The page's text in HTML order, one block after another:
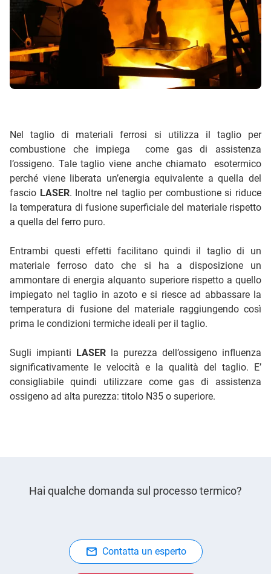
Nel taglio di materiali ferrosi si utilizza il taglio per
combustione che impiega come gas di assistenza
l’ossigeno. Tale taglio viene anche chiamato esotermico
perché viene liberata un’energia equivalente a quella del
fascio LASER. Inoltre nel taglio per combustione si riduce
la temperatura di fusione superficiale del materiale rispetto
a quella del ferro puro.
Entrambi questi effetti facilitano quindi il taglio di un
materiale ferroso dato che si ha a disposizione un
ammontare di energia alquanto superiore rispetto a quello
impiegato nel taglio in azoto e si riesce ad abbassare la
temperatura di fusione del materiale raggiungendo così
prima le condizioni termiche ideali per il taglio.
Sugli impianti LASER la purezza dell’ossigeno influenza
significativamente le velocità e la qualità del taglio. E’
consigliabile quindi utilizzare come gas di assistenza
ossigeno ad alta purezza: titolo N35 o superiore.
Hai qualche domanda sul processo termico?
Contatta un esperto